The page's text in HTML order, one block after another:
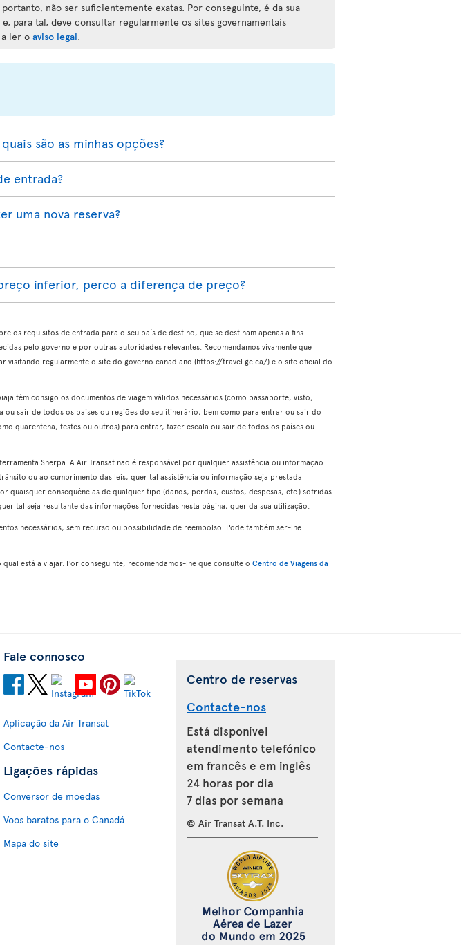
não ser suficientemente exatas. Por conseguinte, é da sua
para tal, deve consultar regularmente os sites governamentais
ler o aviso legal.
são as minhas opções?
entrada?
uma nova reserva?
inferior, perco a diferença de preço?
os requisitos de entrada para o seu país de destino, que se destinam apenas a fins
pelo governo e por outras autoridades relevantes. Recomendamos vivamente que
visitando regularmente o site do governo canadiano (https://travel.gc.ca/) e o site oficial do
têm consigo os documentos de viagem válidos necessários (como passaporte, visto,
sair de todos os países ou regiões do seu itinerário, bem como para entrar ou sair do
quarentena, testes ou outros) para entrar, fazer escala ou sair de todos os países ou
Sherpa. A Air Transat não é responsável por qualquer assistência ou informação
ou ao cumprimento das leis, quer tal assistência ou informação seja prestada
consequências de qualquer tipo (danos, perdas, custos, despesas, etc.) sofridas
tal seja resultante das informações fornecidas nesta página, quer da sua utilização.
necessários, sem recurso ou possibilidade de reembolso. Pode também ser-lhe
está a viajar. Por conseguinte, recomendamos-lhe que consulte o Centro de Viagens da
Fale connosco
Aplicação da Air Transat
Contacte-nos
Ligações rápidas
Conversor de moedas
Voos baratos para o Canadá
Mapa do site
Centro de reservas
Contacte-nos
Está disponível
atendimento telefónico
em francês e em inglês
24 horas por dia
7 dias por semana
© Air Transat A.T. Inc.